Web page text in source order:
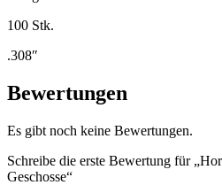
100 Stk.
.308″
Bewertungen
Es gibt noch keine Bewertungen.
Schreibe die erste Bewertung für
Geschosse“